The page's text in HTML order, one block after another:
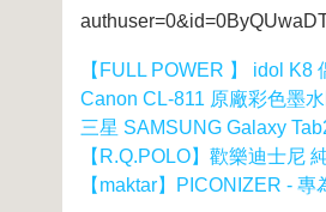
【FULL POWER 】 idol K8
Canon CL-811 原廠彩色墨
三星 SAMSUNG Galaxy
【R.Q.POLO】歡樂迪士尼
【maktar】PICONIZER -